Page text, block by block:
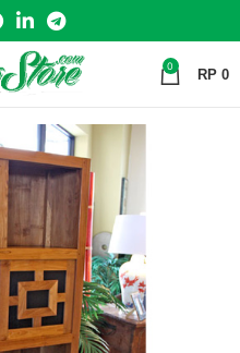
0 RP 0